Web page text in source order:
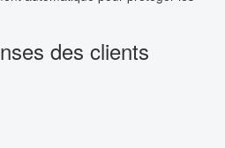
des clients